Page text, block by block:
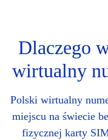
Dlaczego
wirtualny
Polski wirtualny
miejscu na świecie
fizycznej karty